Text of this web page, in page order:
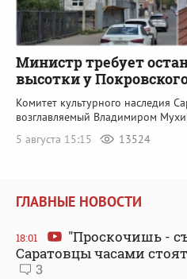
Министр требует
высотки у
Комитет культурного наследия
возглавляемый Владимиром
5 августа 15:15
13524
ГЛАВНЫЕ НОВОСТИ
18:01
"Проскочишь -
Саратовцы часами
3